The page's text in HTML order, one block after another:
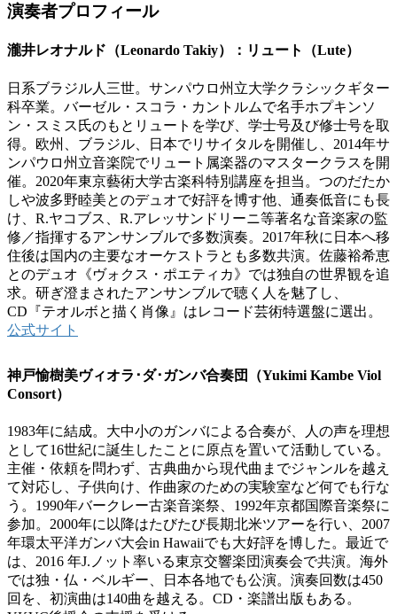
演奏者プロフィール
瀧井レオナルド（Leonardo Takiy）：リュート（Lute）
日系ブラジル人三世。サンパウロ州立大学クラシックギター
科卒業。バーゼル・スコラ・カントルムで名手ホプキンソ
ン・スミス氏のもとリュートを学び、学士号及び修士号を取
得。欧州、ブラジル、日本でリサイタルを開催し、2014年サ
ンパウロ州立音楽院でリュート属楽器のマスタークラスを開
催。2020年東京藝術大学古楽科特別講座を担当。つのだたか
しや波多野睦美とのデュオで好評を博す他、通奏低音にも長
け、R.ヤコブス、R.アレッサンドリーニ等著名な音楽家の監
修／指揮するアンサンブルで多数演奏。2017年秋に日本へ移
住後は国内の主要なオーケストラとも多数共演。佐藤裕希恵
とのデュオ《ヴォクス・ポエティカ》では独自の世界観を追
求。研ぎ澄まされたアンサンブルで聴く人を魅了し、
CD『テオルボと描く肖像』はレコード芸術特選盤に選出。
公式サイト
神戸愉樹美ヴィオラ･ダ･ガンバ合奏団（Yukimi Kambe Viol
Consort）
1983年に結成。大中小のガンバによる合奏が、人の声を理想
として16世紀に誕生したことに原点を置いて活動している。
主催・依頼を問わず、古典曲から現代曲までジャンルを越え
て対応し、子供向け、作曲家のための実験室など何でも行な
う。1990年バークレー古楽音楽祭、1992年京都国際音楽祭に
参加。2000年に以降はたびたび長期北米ツアーを行い、2007
年環太平洋ガンバ大会in Hawaiiでも大好評を博した。最近で
は、2016 年J.ノット率いる東京交響楽団演奏会で共演。海外
では独・仏・ベルギー、日本各地でも公演。演奏回数は450
回を、初演曲は140曲を越える。CD・楽譜出版もある。